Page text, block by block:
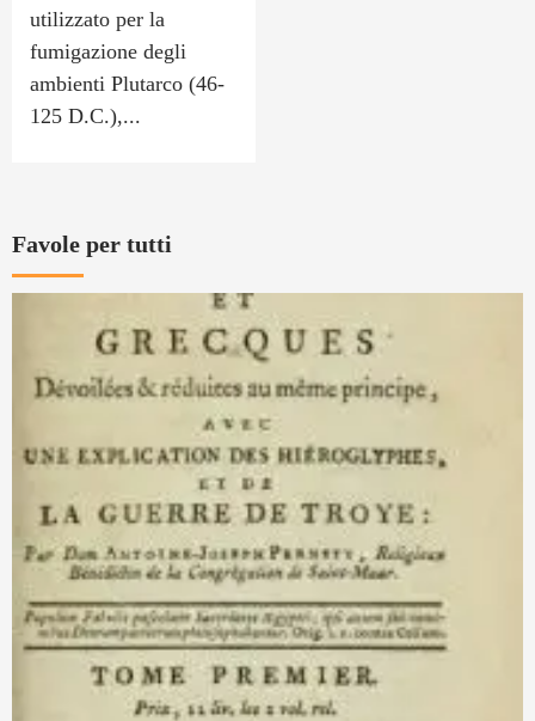
utilizzato per la
fumigazione degli
ambienti Plutarco (46-
125 D.C.),...
Favole per tutti